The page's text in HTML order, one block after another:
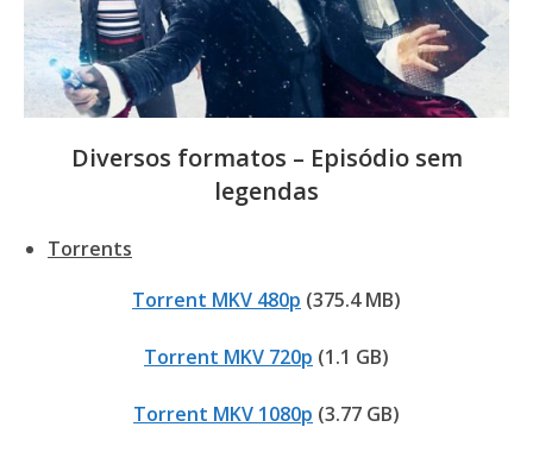
Diversos formatos – Episódio sem
legendas
Torrents
Torrent MKV 480p (375.4 MB)
Torrent MKV 720p (1.1 GB)
Torrent MKV 1080p (3.77 GB)